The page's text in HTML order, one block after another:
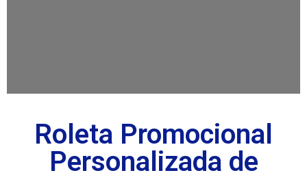
Roleta Promocional
Personalizada de